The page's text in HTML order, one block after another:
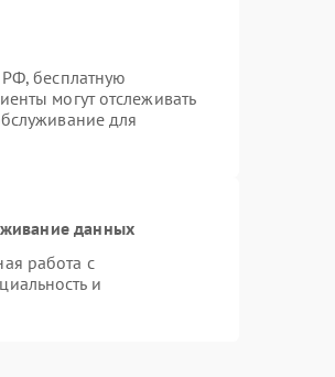
бесплатную
могут отслеживать
для
данных
работа с
и